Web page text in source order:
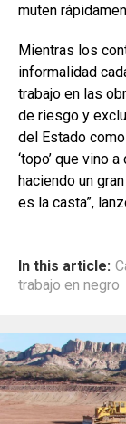
muten
Mientras los
informalidad
trabajo en las
de riesgo y
del Estado
‘topo’ que vino
haciendo un
es la casta”,
In this article:
trabajo en negro